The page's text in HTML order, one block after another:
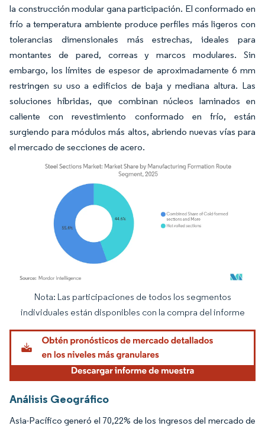
la construcción modular gana participación. El conformado en
frío a temperatura ambiente produce perfiles más ligeros con
tolerancias dimensionales más estrechas, ideales para
montantes de pared, correas y marcos modulares. Sin
embargo, los límites de espesor de aproximadamente 6 mm
restringen su uso a edificios de baja y mediana altura. Las
soluciones híbridas, que combinan núcleos laminados en
caliente con revestimiento conformado en frío, están
surgiendo para módulos más altos, abriendo nuevas vías para
el mercado de secciones de acero.
Imagen © Mordor Intelligence. El uso requiere atribución según CC BY 4.0.
Nota: Las participaciones de todos los segmentos
individuales están disponibles con la compra del informe
Análisis Geográfico
Asia-Pacífico generó el 70,22% de los ingresos del mercado de